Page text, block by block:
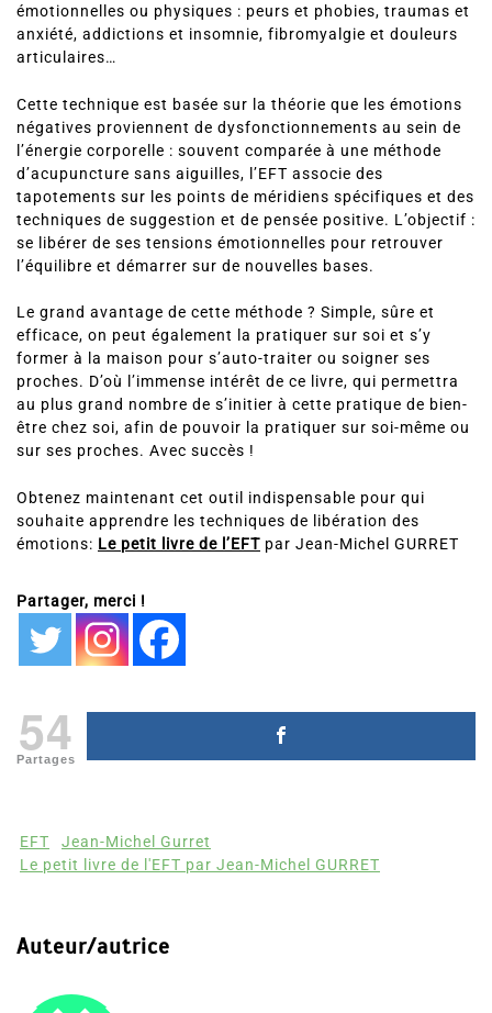
émotionnelles ou physiques : peurs et phobies, traumas et
anxiété, addictions et insomnie, fibromyalgie et douleurs
articulaires…
Cette technique est basée sur la théorie que les émotions
négatives proviennent de dysfonctionnements au sein de
l’énergie corporelle : souvent comparée à une méthode
d’acupuncture sans aiguilles, l’EFT associe des
tapotements sur les points de méridiens spécifiques et des
techniques de suggestion et de pensée positive. L’objectif :
se libérer de ses tensions émotionnelles pour retrouver
l’équilibre et démarrer sur de nouvelles bases.
Le grand avantage de cette méthode ? Simple, sûre et
efficace, on peut également la pratiquer sur soi et s’y
former à la maison pour s’auto-traiter ou soigner ses
proches. D’où l’immense intérêt de ce livre, qui permettra
au plus grand nombre de s’initier à cette pratique de bien-
être chez soi, afin de pouvoir la pratiquer sur soi-même ou
sur ses proches. Avec succès !
Obtenez maintenant cet outil indispensable pour qui
souhaite apprendre les techniques de libération des
émotions: Le petit livre de l’EFT par Jean-Michel GURRET
Partager, merci !
54
Partages
EFT
Jean-Michel Gurret
Le petit livre de l'EFT par Jean-Michel GURRET
Auteur/autrice